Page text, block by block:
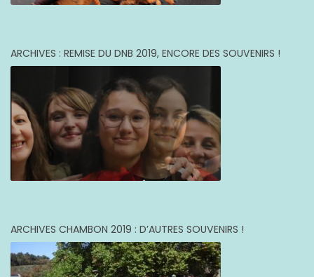
ARCHIVES : REMISE DU DNB 2019, ENCORE DES SOUVENIRS !
ARCHIVES CHAMBON 2019 : D’AUTRES SOUVENIRS !